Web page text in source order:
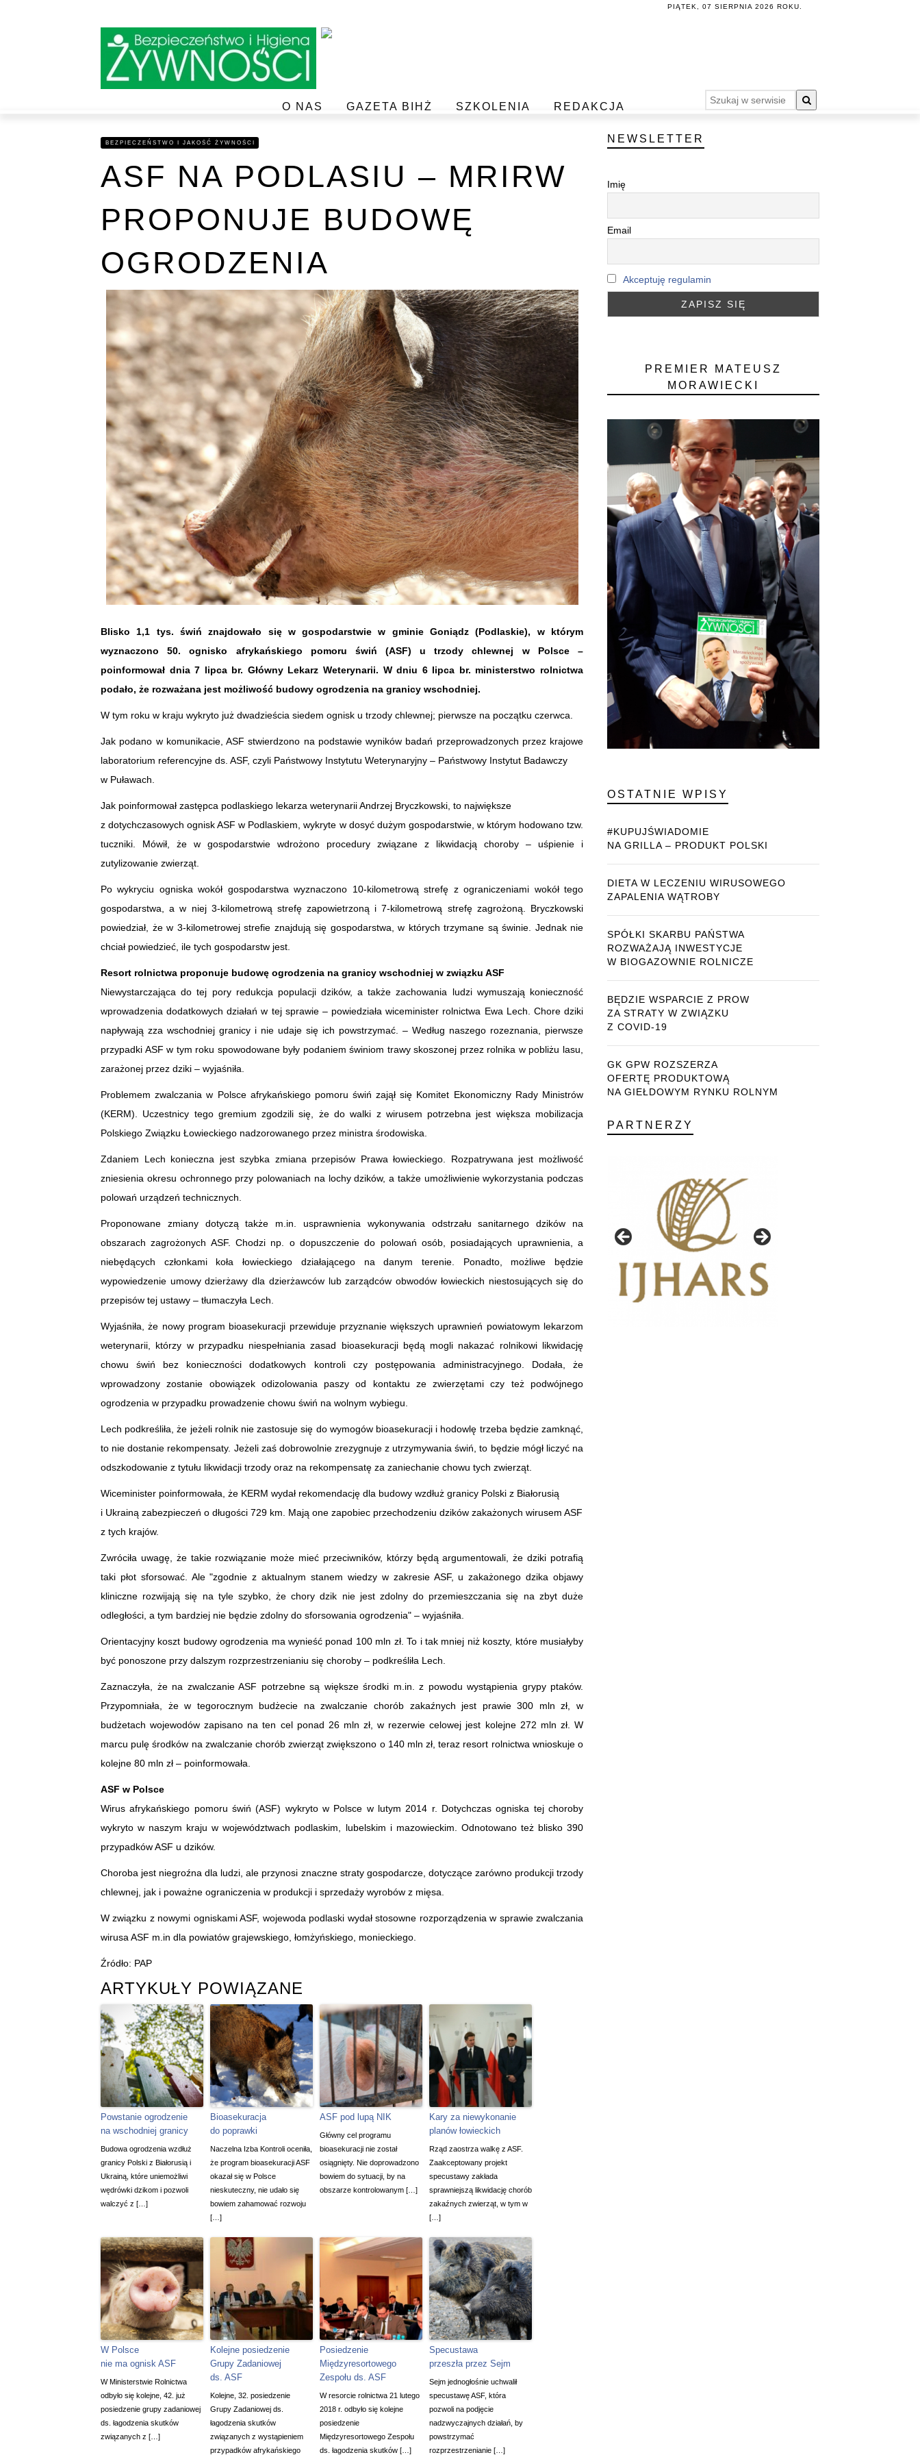
PIĄTEK, 07 SIERPNIA 2026 ROKU.
O NAS GAZETA BIHŻ SZKOLENIA REDAKCJA
BEZPIECZEŃSTWO I JAKOŚĆ ŻYWNOŚCI
ASF NA PODLASIU – MRIRW
PROPONUJE BUDOWĘ
OGRODZENIA
Blisko 1,1 tys. świń znajdowało się w gospodarstwie w gminie Goniądz (Podlaskie), w którym
wyznaczono 50. ognisko afrykańskiego pomoru świń (ASF) u trzody chlewnej w Polsce –
poinformował dnia 7 lipca br. Główny Lekarz Weterynarii. W dniu 6 lipca br. ministerstwo rolnictwa
podało, że rozważana jest możliwość budowy ogrodzenia na granicy wschodniej.
W tym roku w kraju wykryto już dwadzieścia siedem ognisk u trzody chlewnej; pierwsze na początku czerwca.
Jak podano w komunikacie, ASF stwierdzono na podstawie wyników badań przeprowadzonych przez krajowe
laboratorium referencyjne ds. ASF, czyli Państwowy Instytutu Weterynaryjny – Państwowy Instytut Badawczy
w Puławach.
Jak poinformował zastępca podlaskiego lekarza weterynarii Andrzej Bryczkowski, to największe
z dotychczasowych ognisk ASF w Podlaskiem, wykryte w dosyć dużym gospodarstwie, w którym hodowano tzw.
tuczniki. Mówił, że w gospodarstwie wdrożono procedury związane z likwidacją choroby – uśpienie i
zutylizowanie zwierząt.
Po wykryciu ogniska wokół gospodarstwa wyznaczono 10-kilometrową strefę z ograniczeniami wokół tego
gospodarstwa, a w niej 3-kilometrową strefę zapowietrzoną i 7-kilometrową strefę zagrożoną. Bryczkowski
powiedział, że w 3-kilometrowej strefie znajdują się gospodarstwa, w których trzymane są świnie. Jednak nie
chciał powiedzieć, ile tych gospodarstw jest.
Resort rolnictwa proponuje budowę ogrodzenia na granicy wschodniej w związku ASF
Niewystarczająca do tej pory redukcja populacji dzików, a także zachowania ludzi wymuszają konieczność
wprowadzenia dodatkowych działań w tej sprawie – powiedziała wiceminister rolnictwa Ewa Lech. Chore dziki
napływają zza wschodniej granicy i nie udaje się ich powstrzymać. – Według naszego rozeznania, pierwsze
przypadki ASF w tym roku spowodowane były podaniem świniom trawy skoszonej przez rolnika w pobliżu lasu,
zarażonej przez dziki – wyjaśniła.
Problemem zwalczania w Polsce afrykańskiego pomoru świń zajął się Komitet Ekonomiczny Rady Ministrów
(KERM). Uczestnicy tego gremium zgodzili się, że do walki z wirusem potrzebna jest większa mobilizacja
Polskiego Związku Łowieckiego nadzorowanego przez ministra środowiska.
Zdaniem Lech konieczna jest szybka zmiana przepisów Prawa łowieckiego. Rozpatrywana jest możliwość
zniesienia okresu ochronnego przy polowaniach na lochy dzików, a także umożliwienie wykorzystania podczas
polowań urządzeń technicznych.
Proponowane zmiany dotyczą także m.in. usprawnienia wykonywania odstrzału sanitarnego dzików na
obszarach zagrożonych ASF. Chodzi np. o dopuszczenie do polowań osób, posiadających uprawnienia, a
niebędących członkami koła łowieckiego działającego na danym terenie. Ponadto, możliwe będzie
wypowiedzenie umowy dzierżawy dla dzierżawców lub zarządców obwodów łowieckich niestosujących się do
przepisów tej ustawy – tłumaczyła Lech.
Wyjaśniła, że nowy program bioasekuracji przewiduje przyznanie większych uprawnień powiatowym lekarzom
weterynarii, którzy w przypadku niespełniania zasad bioasekuracji będą mogli nakazać rolnikowi likwidację
chowu świń bez konieczności dodatkowych kontroli czy postępowania administracyjnego. Dodała, że
wprowadzony zostanie obowiązek odizolowania paszy od kontaktu ze zwierzętami czy też podwójnego
ogrodzenia w przypadku prowadzenie chowu świń na wolnym wybiegu.
Lech podkreśliła, że jeżeli rolnik nie zastosuje się do wymogów bioasekuracji i hodowlę trzeba będzie zamknąć,
to nie dostanie rekompensaty. Jeżeli zaś dobrowolnie zrezygnuje z utrzymywania świń, to będzie mógł liczyć na
odszkodowanie z tytułu likwidacji trzody oraz na rekompensatę za zaniechanie chowu tych zwierząt.
Wiceminister poinformowała, że KERM wydał rekomendację dla budowy wzdłuż granicy Polski z Białorusią
i Ukrainą zabezpieczeń o długości 729 km. Mają one zapobiec przechodzeniu dzików zakażonych wirusem ASF
z tych krajów.
Zwróciła uwagę, że takie rozwiązanie może mieć przeciwników, którzy będą argumentowali, że dziki potrafią
taki płot sforsować. Ale "zgodnie z aktualnym stanem wiedzy w zakresie ASF, u zakażonego dzika objawy
kliniczne rozwijają się na tyle szybko, że chory dzik nie jest zdolny do przemieszczania się na zbyt duże
odległości, a tym bardziej nie będzie zdolny do sforsowania ogrodzenia" – wyjaśniła.
Orientacyjny koszt budowy ogrodzenia ma wynieść ponad 100 mln zł. To i tak mniej niż koszty, które musiałyby
być ponoszone przy dalszym rozprzestrzenianiu się choroby – podkreśliła Lech.
Zaznaczyła, że na zwalczanie ASF potrzebne są większe środki m.in. z powodu wystąpienia grypy ptaków.
Przypomniała, że w tegorocznym budżecie na zwalczanie chorób zakaźnych jest prawie 300 mln zł, w
budżetach wojewodów zapisano na ten cel ponad 26 mln zł, w rezerwie celowej jest kolejne 272 mln zł. W
marcu pulę środków na zwalczanie chorób zwierząt zwiększono o 140 mln zł, teraz resort rolnictwa wnioskuje o
kolejne 80 mln zł – poinformowała.
ASF w Polsce
Wirus afrykańskiego pomoru świń (ASF) wykryto w Polsce w lutym 2014 r. Dotychczas ogniska tej choroby
wykryto w naszym kraju w województwach podlaskim, lubelskim i mazowieckim. Odnotowano też blisko 390
przypadków ASF u dzików.
Choroba jest niegroźna dla ludzi, ale przynosi znaczne straty gospodarcze, dotyczące zarówno produkcji trzody
chlewnej, jak i poważne ograniczenia w produkcji i sprzedaży wyrobów z mięsa.
W związku z nowymi ogniskami ASF, wojewoda podlaski wydał stosowne rozporządzenia w sprawie zwalczania
wirusa ASF m.in dla powiatów grajewskiego, łomżyńskiego, monieckiego.
Źródło: PAP
ARTYKUŁY POWIĄZANE
Powstanie ogrodzenie
na wschodniej granicy
Budowa ogrodzenia wzdłuż
granicy Polski z Białorusią i
Ukrainą, które uniemożliwi
wędrówki dzikom i pozwoli
walczyć z […]
Bioasekuracja
do poprawki
Naczelna Izba Kontroli oceniła,
że program bioasekuracji ASF
okazał się w Polsce
nieskuteczny, nie udało się
bowiem zahamować rozwoju
[…]
ASF pod lupą NIK
Główny cel programu
bioasekuracji nie został
osiągnięty. Nie doprowadzono
bowiem do sytuacji, by na
obszarze kontrolowanym […]
Kary za niewykonanie
planów łowieckich
Rząd zaostrza walkę z ASF.
Zaakceptowany projekt
specustawy zakłada
sprawniejszą likwidację chorób
zakaźnych zwierząt, w tym w
[…]
W Polsce
nie ma ognisk ASF
W Ministerstwie Rolnictwa
odbyło się kolejne, 42. już
posiedzenie grupy zadaniowej
ds. łagodzenia skutków
związanych z […]
Kolejne posiedzenie
Grupy Zadaniowej
ds. ASF
Kolejne, 32. posiedzenie
Grupy Zadaniowej ds.
łagodzenia skutków
związanych z wystąpieniem
przypadków afrykańskiego
Posiedzenie
Międzyresortowego
Zespołu ds. ASF
W resorcie rolnictwa 21 lutego
2018 r. odbyło się kolejne
posiedzenie
Międzyresortowego Zespołu
ds. łagodzenia skutków […]
Specustawa
przeszła przez Sejm
Sejm jednogłośnie uchwalił
specustawę ASF, która
pozwoli na podjęcie
nadzwyczajnych działań, by
powstrzymać
rozprzestrzenianie […]
NEWSLETTER
Imię
Email
Akceptuję regulamin
PREMIER MATEUSZ
MORAWIECKI
OSTATNIE WPISY
#KUPUJŚWIADOMIE
NA GRILLA – PRODUKT POLSKI
DIETA W LECZENIU WIRUSOWEGO
ZAPALENIA WĄTROBY
SPÓŁKI SKARBU PAŃSTWA
ROZWAŻAJĄ INWESTYCJE
W BIOGAZOWNIE ROLNICZE
BĘDZIE WSPARCIE Z PROW
ZA STRATY W ZWIĄZKU
Z COVID-19
GK GPW ROZSZERZA
OFERTĘ PRODUKTOWĄ
NA GIEŁDOWYM RYNKU ROLNYM
PARTNERZY